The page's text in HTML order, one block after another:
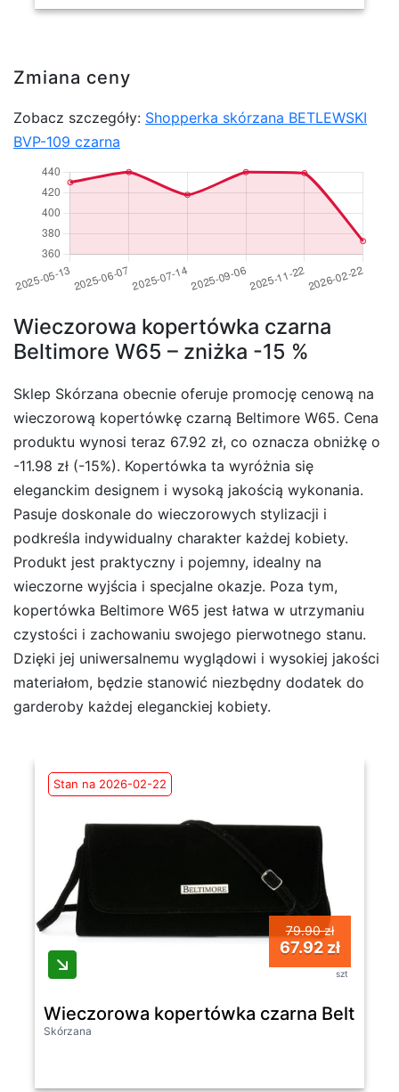
Zmiana ceny
Zobacz szczegóły: Shopperka skórzana BETLEWSKI
BVP-109 czarna
Wieczorowa kopertówka czarna
Beltimore W65 – zniżka -15 %
Sklep Skórzana obecnie oferuje promocję cenową na
wieczorową kopertówkę czarną Beltimore W65. Cena
produktu wynosi teraz 67.92 zł, co oznacza obniżkę o
-11.98 zł (-15%). Kopertówka ta wyróżnia się
eleganckim designem i wysoką jakością wykonania.
Pasuje doskonale do wieczorowych stylizacji i
podkreśla indywidualny charakter każdej kobiety.
Produkt jest praktyczny i pojemny, idealny na
wieczorne wyjścia i specjalne okazje. Poza tym,
kopertówka Beltimore W65 jest łatwa w utrzymaniu
czystości i zachowaniu swojego pierwotnego stanu.
Dzięki jej uniwersalnemu wyglądowi i wysokiej jakości
materiałom, będzie stanowić niezbędny dodatek do
garderoby każdej eleganckiej kobiety.
Stan na 2026-02-22
79.90 zł
67.92 zł
szt
Wieczorowa kopertówka czarna
Skórzana